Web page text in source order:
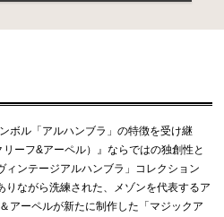
ボル「アルハンブラ」の特徴を受け継
ーフ&アーペル）』ならではの独創性と
ィンテージアルハンブラ」コレクション
りながら洗練された、メゾンを代表するア
アーペルが新たに制作した「マジックア